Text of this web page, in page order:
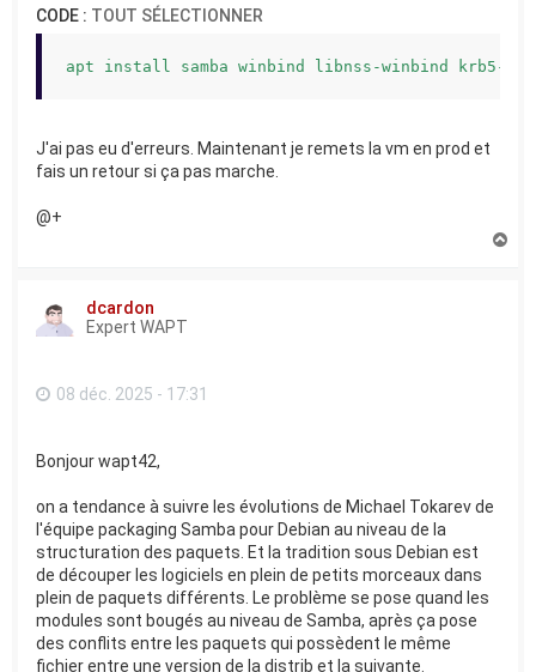
CODE : TOUT SÉLECTIONNER
apt install samba winbind libnss-winbind krb5-
J'ai pas eu d'erreurs. Maintenant je remets la vm en prod et
fais un retour si ça pas marche.
@+
dcardon
Expert WAPT
08 déc. 2025 - 17:31
Bonjour wapt42,
on a tendance à suivre les évolutions de Michael Tokarev de
l'équipe packaging Samba pour Debian au niveau de la
structuration des paquets. Et la tradition sous Debian est
de découper les logiciels en plein de petits morceaux dans
plein de paquets différents. Le problème se pose quand les
modules sont bougés au niveau de Samba, après ça pose
des conflits entre les paquets qui possèdent le même
fichier entre une version de la distrib et la suivante.